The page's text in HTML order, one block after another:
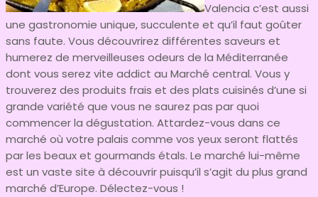
Valencia c’est aussi
une gastronomie unique, succulente et qu’il faut goûter
sans faute. Vous découvrirez différentes saveurs et
humerez de merveilleuses odeurs de la Méditerranée
dont vous serez vite addict au Marché central. Vous y
trouverez des produits frais et des plats cuisinés d’une si
grande variété que vous ne saurez pas par quoi
commencer la dégustation. Attardez-vous dans ce
marché où votre palais comme vos yeux seront flattés
par les beaux et gourmands étals. Le marché lui-même
est un vaste site à découvrir puisqu’il s’agit du plus grand
marché d’Europe. Délectez-vous !